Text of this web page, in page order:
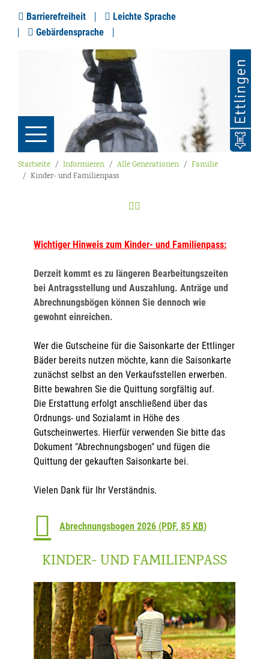
Barrierefreiheit
Leichte Sprache
Gebärdensprache
Startseite Informieren Alle Generationen
Familie
Kinder- und Familienpass
Wichtiger Hinweis zum Kinder- und Familienpass:
Derzeit kommt es zu längeren Bearbeitungszeiten
bei Antragsstellung und Auszahlung. Anträge und
Abrechnungsbögen können Sie dennoch wie
gewohnt einreichen.
Wer die Gutscheine für die Saisonkarte der Ettlinger
Bäder bereits nutzen möchte, kann die Saisonkarte
zunächst selbst an den Verkaufsstellen erwerben.
Bitte bewahren Sie die Quittung sorgfältig auf.
Die Erstattung erfolgt anschließend über das
Ordnungs- und Sozialamt in Höhe des
Gutscheinwertes. Hierfür verwenden Sie bitte das
Dokument "Abrechnungsbogen" und fügen die
Quittung der gekauften Saisonkarte bei.
Vielen Dank für Ihr Verständnis.
Abrechnungsbogen 2026 (PDF, 85 KB)
KINDER- UND FAMILIENPASS